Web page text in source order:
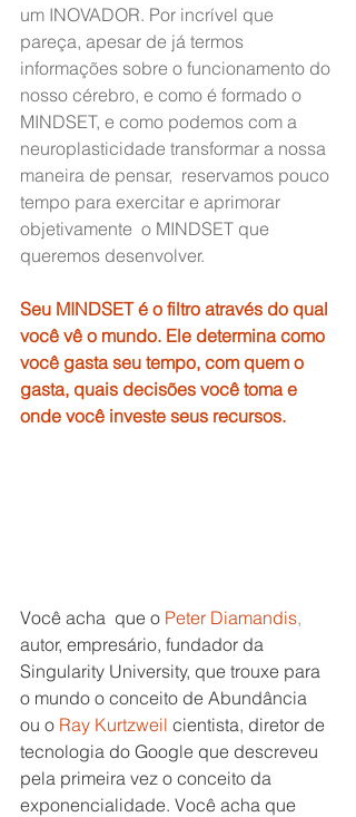
um INOVADOR. Por incrível que
pareça, apesar de já termos
informações sobre o funcionamento do
nosso cérebro, e como é formado o
MINDSET, e como podemos com a
neuroplasticidade transformar a nossa
maneira de pensar,  reservamos pouco
tempo para exercitar e aprimorar
objetivamente  o MINDSET que
queremos desenvolver.
Seu MINDSET é o filtro através do qual
você vê o mundo. Ele determina como
você gasta seu tempo, com quem o
gasta, quais decisões você toma e
onde você investe seus recursos.
Você acha  que o Peter Diamandis,
autor, empresário, fundador da
Singularity University, que trouxe para
o mundo o conceito de Abundância
ou o Ray Kurtzweil cientista, diretor de
tecnologia do Google que descreveu
pela primeira vez o conceito da
exponencialidade. Você acha que